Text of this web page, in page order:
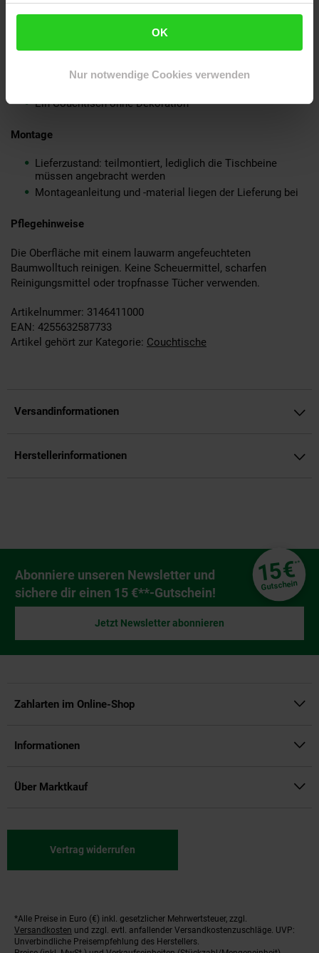
OK
Nur notwendige Cookies verwenden
Material
Lieferumfang
Ein Couchtisch ohne Dekoration
Montage
Lieferzustand: teilmontiert, lediglich die Tischbeine
müssen angebracht werden
Montageanleitung und -material liegen der Lieferung bei
Pflegehinweise
Die Oberfläche mit einem lauwarm angefeuchteten
Baumwolltuch reinigen. Keine Scheuermittel, scharfen
Reinigungsmittel oder tropfnasse Tücher verwenden.
Artikelnummer: 3146411000
EAN: 4255632587733
Artikel gehört zur Kategorie: Couchtische
Versandinformationen
Herstellerinformationen
Newsletter Anmeldung
Abonniere unseren Newsletter und
sichere dir einen 15 €**-Gutschein!
15€**
Gutschein
Jetzt Newsletter abonnieren
Zahlarten im Online-Shop
Informationen
Über Marktkauf
Vertrag widerrufen
Fußnoten
*Alle Preise in Euro (€) inkl. gesetzlicher Mehrwertsteuer, zzgl.
Versandkosten und zzgl. evtl. anfallender Versandkostenzuschläge. UVP:
Unverbindliche Preisempfehlung des Herstellers.